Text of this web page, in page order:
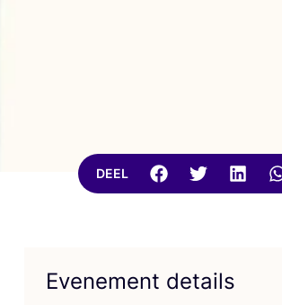
DEEL
Evenement details